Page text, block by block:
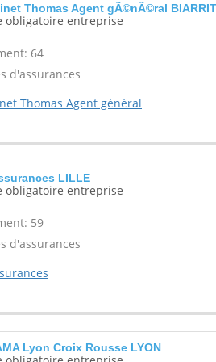
Thomas Agent gÃ©nÃ©ral
obligatoire entreprise
64
d'assurances
Thomas Agent général
LILLE
obligatoire entreprise
59
d'assurances
Lyon Croix Rousse LYON